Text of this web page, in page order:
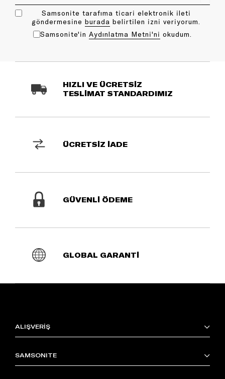
Samsonite tarafıma ticari elektronik ileti
göndermesine bu rada belirtilen izni veriyorum.
Samsonite'in Aydınlatma Metni'ni okudum.
HIZLI VE ÜCRETSİZ
TESLİMAT STANDARDIMIZ
ÜCRETSİZ İADE
GÜVENLİ ÖDEME
GLOBAL GARANTİ
ALIŞVERİŞ
SAMSONITE